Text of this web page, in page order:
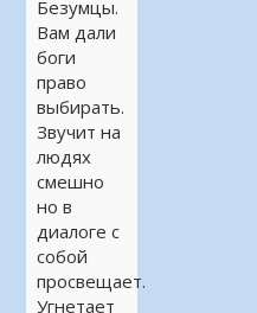
Безумцы.
Вам дали
боги
право
выбирать.
Звучит на
людях
смешно
но в
диалоге с
собой
просвещает.
Угнетает